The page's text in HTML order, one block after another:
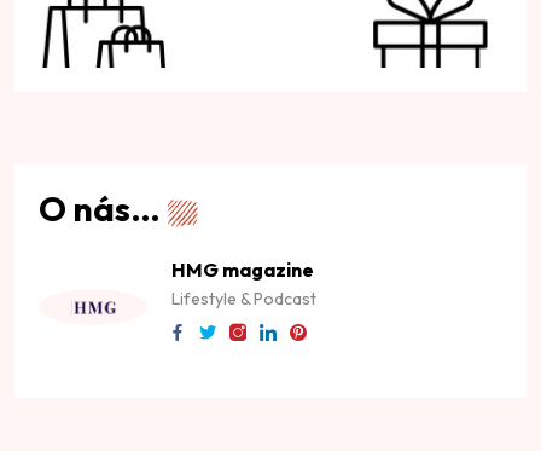
O nás…
HMG magazine
Lifestyle & Podcast